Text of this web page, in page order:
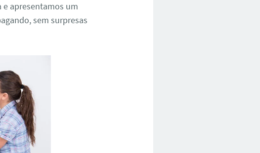
apresentamos um
sem surpresas